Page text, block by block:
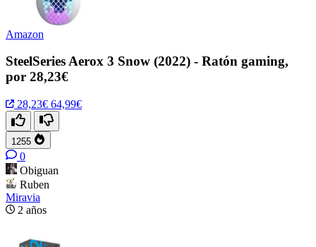
Amazon
SteelSeries Aerox 3 Snow (2022) - Ratón gaming,
por 28,23€
28,23€ 64,99€
1255
0
Obiguan
Ruben
Miravia
2 años